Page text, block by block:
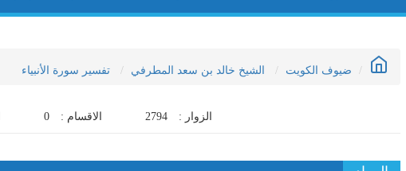
ضيوف الكويت الشيخ خالد بن سعد المطرفي تفسير سورة الأنبياء
الزوار : 2794 الاقسام : 0